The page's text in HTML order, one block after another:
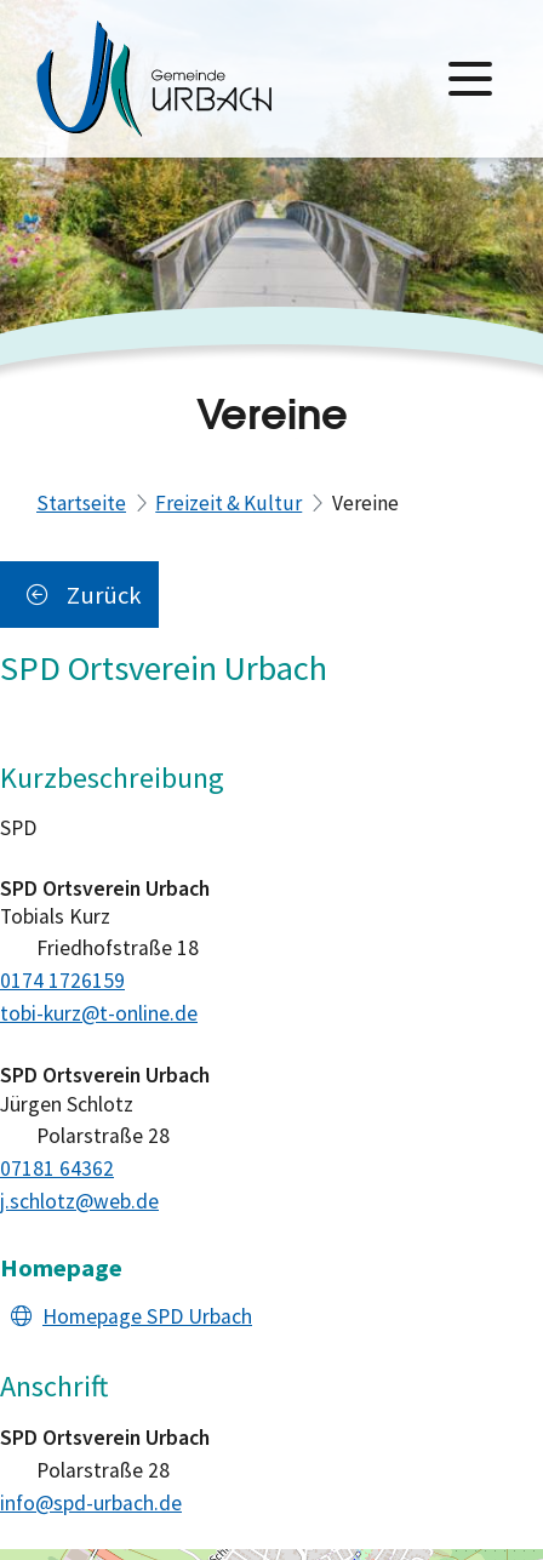
Vereine
Startseite Freizeit & Kultur Vereine
Zurück
SPD Ortsverein Urbach
Kurzbeschreibung
SPD
Tobials Kurz
SPD Ortsverein Urbach
Friedhofstraße 18
tobi-kurz@t-online.de
0174 1726159
Jürgen Schlotz
SPD Ortsverein Urbach
Polarstraße 28
j.schlotz@web.de
07181 64362
Homepage
Homepage SPD Urbach
Anschrift
SPD Ortsverein Urbach
Polarstraße 28
info@spd-urbach.de